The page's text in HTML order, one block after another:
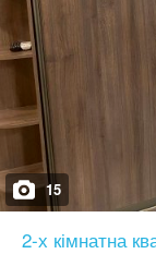
ухоженный,
квартиры, что
безопасность.
для жизни: рядом
сады, остановки
для удобной
ждёт новых хозяев!
15
2-х кімнатна